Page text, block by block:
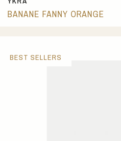
BANANE FANNY ORANGE
BEST SELLERS